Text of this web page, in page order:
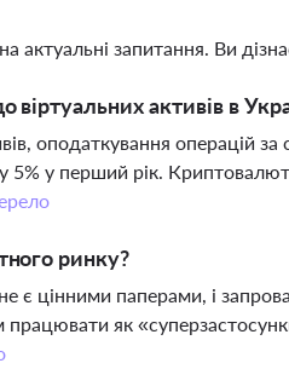
актуальні запитання. Ви
активів в
оподаткування операцій
5% у перший рік.
ринку?
цінними паперами, і
як